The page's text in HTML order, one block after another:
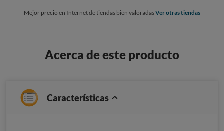
Mejor precio en Internet de tiendas bien valoradasVer otras tiendas
Acerca de este producto
Características